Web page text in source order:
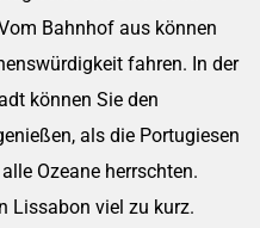
Bahnhof aus können
fahren. In der
können Sie den
als die Portugiesen
Ozeane herrschten.
Lissabon viel zu kurz.